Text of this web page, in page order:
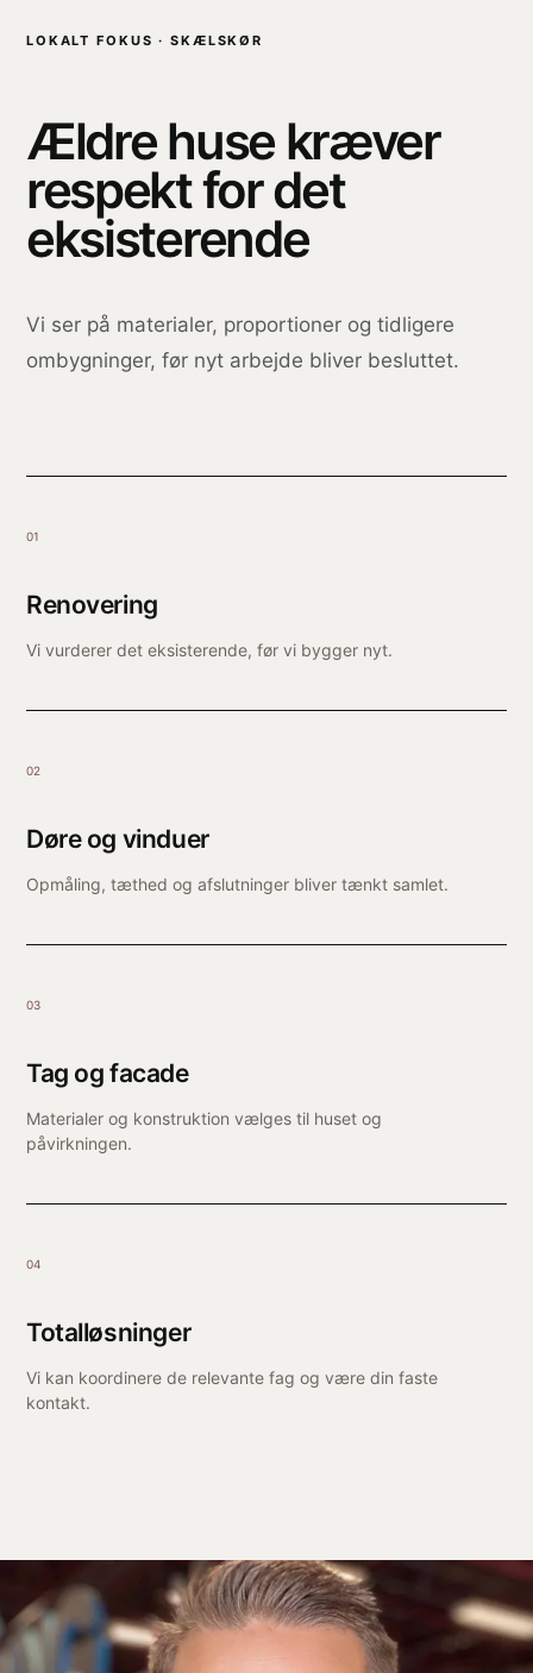
LOKALT FOKUS · SKÆLSKØR
Ældre huse kræver
respekt for det
eksisterende
Vi ser på materialer, proportioner og tidligere
ombygninger, før nyt arbejde bliver besluttet.
01
Renovering
Vi vurderer det eksisterende, før vi bygger nyt.
02
Døre og vinduer
Opmåling, tæthed og afslutninger bliver tænkt samlet.
03
Tag og facade
Materialer og konstruktion vælges til huset og
påvirkningen.
04
Totalløsninger
Vi kan koordinere de relevante fag og være din faste
kontakt.